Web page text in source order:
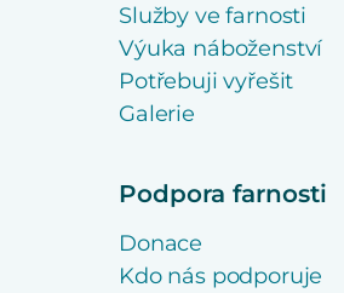
Služby ve farnosti
Výuka náboženství
Potřebuji vyřešit
Galerie
Podpora farnosti
Donace
Kdo nás podporuje